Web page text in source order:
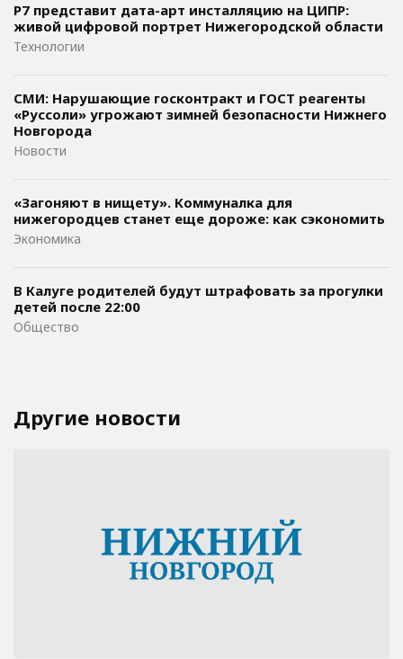
Р7 представит дата-арт инсталляцию на ЦИПР:
живой цифровой портрет Нижегородской области
Технологии
СМИ: Нарушающие госконтракт и ГОСТ реагенты
«Руссоли» угрожают зимней безопасности Нижнего
Новгорода
Новости
«Загоняют в нищету». Коммуналка для
нижегородцев станет еще дороже: как сэкономить
Экономика
В Калуге родителей будут штрафовать за прогулки
детей после 22:00
Общество
Другие новости